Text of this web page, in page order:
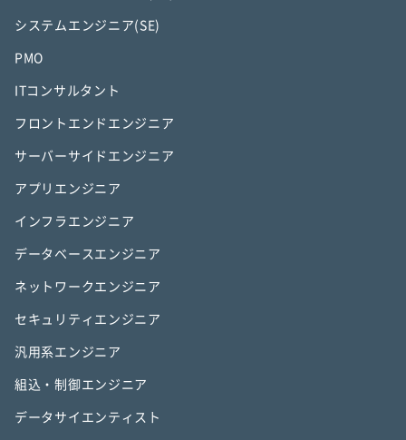
システムエンジニア(SE)
PMO
ITコンサルタント
フロントエンドエンジニア
サーバーサイドエンジニア
アプリエンジニア
インフラエンジニア
データベースエンジニア
ネットワークエンジニア
セキュリティエンジニア
汎用系エンジニア
組込・制御エンジニア
データサイエンティスト